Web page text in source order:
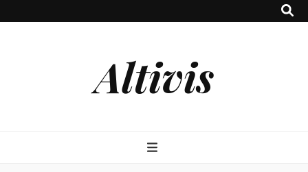
Altivis